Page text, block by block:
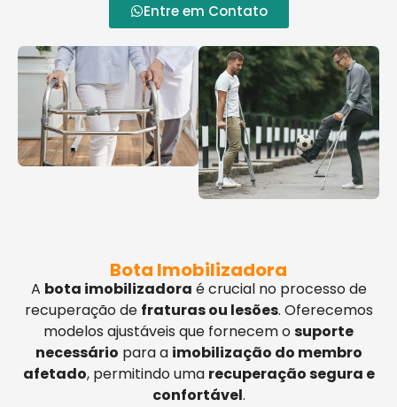
Entre em Contato
Bota Imobilizadora
A bota imobilizadora é crucial no processo de
recuperação de fraturas ou lesões. Oferecemos
modelos ajustáveis que fornecem osuporte
necessário para a imobilização do membro
afetado, permitindo uma recuperação segura e
confortável.